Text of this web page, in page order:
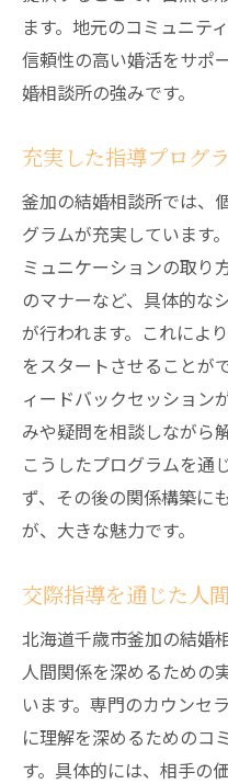
ます。地元のコミュニテ
信頼性の高い婚活をサポ
婚相談所の強みです。
充実した指導プログ
釜加の結婚相談所では、
グラムが充実しています
ミュニケーションの取り
のマナーなど、具体的な
が行われます。これによ
をスタートさせることが
ィードバックセッション
みや疑問を相談しながら
こうしたプログラムを通
ず、その後の関係構築に
が、大きな魅力です。
交際指導を通じた人
北海道千歳市釜加の結婚
人間関係を深めるための
います。専門のカウンセ
に理解を深めるためのコ
す。具体的には、相手の